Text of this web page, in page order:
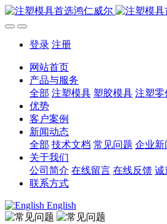
登录 注册
网站首页
产品与服务
全部 注塑模具 塑胶模具 注塑零
优势
客户案例
新闻动态
全部 技术文档 常见问题 企业新
关于我们
公司简介 在线留言 在线反馈 诚
联系方式
English